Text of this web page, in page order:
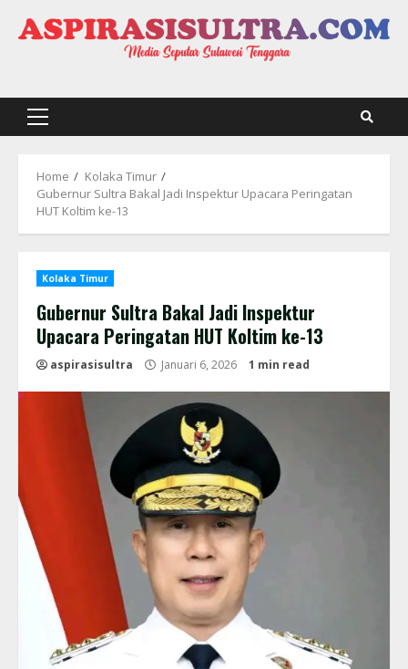
Primary
Home
Kolaka Timur
Gubernur Sultra Bakal Jadi Inspektur Upacara Peringatan
HUT Koltim ke-13
Kolaka Timur
Gubernur Sultra Bakal Jadi Inspektur
Upacara Peringatan HUT Koltim ke-13
aspirasisultra Januari 6, 2026 1 min read